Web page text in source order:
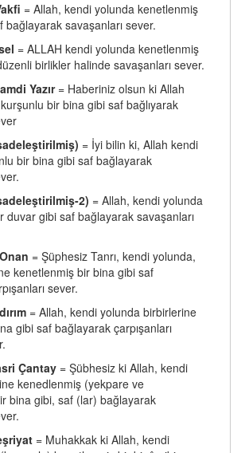
= Allah, kendi yolunda kenetlenmiş
bağlayarak savaşanları sever.
= ALLAH kendi yolunda kenetlenmiş
birlikler halinde savaşanları sever.
Yazır = Haberiniz olsun ki Allah
bir bina gibi saf bağlıyarak
= İyi bilin ki, Allah kendi
bir bina gibi saf bağlayarak
2) = Allah, kendi yolunda
duvar gibi saf bağlayarak savaşanları
= Şüphesiz Tanrı, kendi yolunda,
kenetlenmiş bir bina gibi saf
sever.
= Allah, kendi yolunda birbirlerine
gibi saf bağlayarak çarpışanları
Çantay = Şübhesiz ki Allah, kendi
kenedlenmiş (yekpare ve
bina gibi, saf (lar) bağlayarak
= Muhakkak ki Allah, kendi